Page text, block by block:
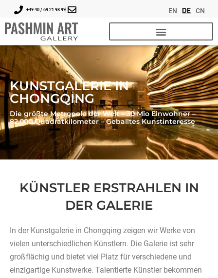
+49 40 / 69 21 98 99 EN DE CN
KUNSTGALERIE IN
CHONGQING
Die größte Metropole der Welt – 30 Mio Einwohner –
82.000 Quadratkilometer – Geballtes Kunstinteresse
KÜNSTLER ERSTRAHLEN IN
DER GALERIE
In der Kunstgalerie in Chongqing zeigen wir Werke von
vielen unterschiedlichen Künstlern. Die Galerie ist sehr
großflächig und bietet viel Platz für verschiedene und
einzigartige Kunstwerke. Talentierte Künstler bekommen